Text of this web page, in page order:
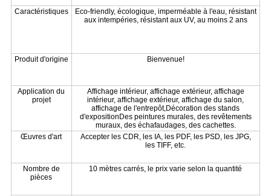
Caractéristiques
Eco-friendly, écologique, imperméable à l'eau, résistant
aux intempéries, résistant aux UV, au moins 2 ans
Produit d'origine Bienvenue!
Application du
projet
Affichage intérieur, affichage extérieur, affichage
intérieur, affichage extérieur, affichage du salon,
affichage de l'entrepôt,Décoration des stands
d'expositionDes peintures murales, des revêtements
muraux, des échafaudages, des cachettes.
Œuvres d'art
Accepter les CDR, les IA, les PDF, les PSD, les JPG,
les TIFF, etc.
Nombre de
pièces
10 mètres carrés, le prix varie selon la quantité